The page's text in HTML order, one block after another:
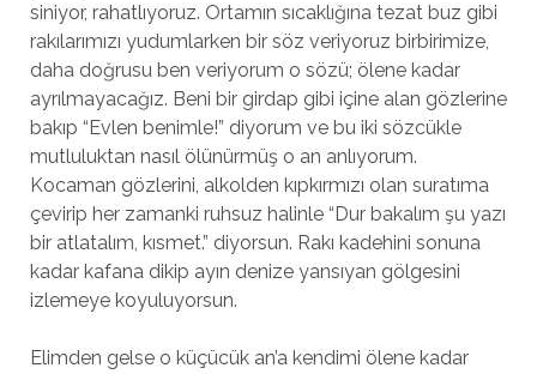
siniyor, rahatlıyoruz. Ortamın sıcaklığına tezat buz gibi
rakılarımızı yudumlarken bir söz veriyoruz birbirimize,
daha doğrusu ben veriyorum o sözü; ölene kadar
ayrılmayacağız. Beni bir girdap gibi içine alan gözlerine
bakıp “Evlen benimle!” diyorum ve bu iki sözcükle
mutluluktan nasıl ölünürmüş o an anlıyorum.
Kocaman gözlerini, alkolden kıpkırmızı olan suratıma
çevirip her zamanki ruhsuz halinle “Dur bakalım şu yazı
bir atlatalım, kısmet.” diyorsun. Rakı kadehini sonuna
kadar kafana dikip ayın denize yansıyan gölgesini
izlemeye koyuluyorsun.
Elimden gelse o küçücük an’a kendimi ölene kadar